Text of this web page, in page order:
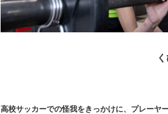
高校サッカーでの怪我をきっかけに、プレーヤ